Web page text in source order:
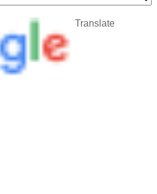
Translate